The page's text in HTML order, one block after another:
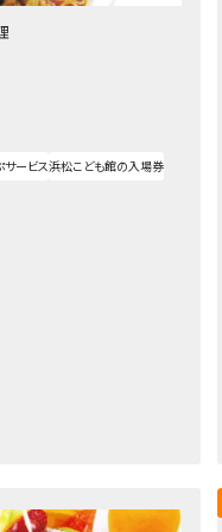
サービス浜松こども館の入場券